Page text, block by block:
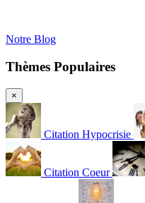
Notre Blog
Thèmes Populaires
×
Citation Hypocrisie
Citation Coeur